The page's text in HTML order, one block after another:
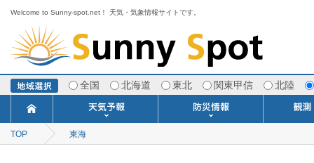
Welcome to Sunny-spot.net！ 天気・気象情報サイトです。
全国 北海道 東北 関東甲信 北陸
今日明日の天気
ポイント予報
週間天気予報
寒・暖候期予報
TOP 東海